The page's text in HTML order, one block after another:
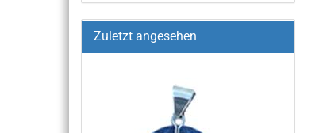
Zuletzt angesehen